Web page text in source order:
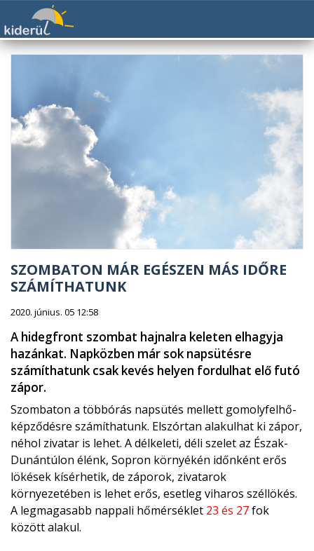
SZOMBATON MÁR EGÉSZEN MÁS IDŐRE
SZÁMÍTHATUNK
2020. június. 05 12:58
A hidegfront szombat hajnalra keleten elhagyja
hazánkat. Napközben már sok napsütésre
számíthatunk csak kevés helyen fordulhat elő futó
zápor.
Szombaton a többórás napsütés mellett gomolyfelhő-
képződésre számíthatunk. Elszórtan alakulhat ki zápor,
néhol zivatar is lehet. A délkeleti, déli szelet az Észak-
Dunántúlon élénk, Sopron környékén időnként erős
lökések kísérhetik, de záporok, zivatarok
környezetében is lehet erős, esetleg viharos széllökés.
A legmagasabb nappali hőmérséklet 23 és 27fok
között alakul.